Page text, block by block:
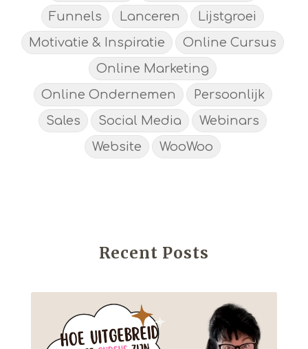
Funnels
Lanceren
Lijstgroei
Motivatie & Inspiratie
Online Cursus
Online Marketing
Online Ondernemen
Persoonlijk
Sales
Social Media
Webinars
Website
WooWoo
Recent Posts